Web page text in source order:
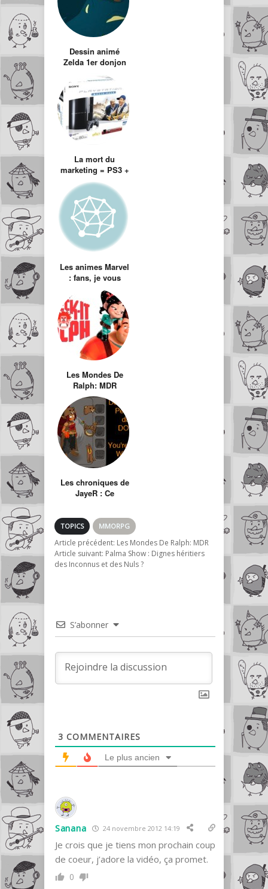
Dessin animé
Zelda 1er donjon
La mort du
marketing = PS3 +
Ch’tis
Les animes Marvel
: fans, je vous
aime
Les Mondes De
Ralph: MDR
Les chroniques de
JayeR : Ce
TOPICS MMORPG
Article précédent: Les Mondes De Ralph: MDR
Article suivant: Palma Show : Dignes héritiers
des Inconnus et des Nuls ?
S’abonner
3 COMMENTAIRES
Le plus ancien
Sanana 24 novembre 2012 14:19
Je crois que je tiens mon prochain coup
de coeur, j’adore la vidéo, ça promet.
0